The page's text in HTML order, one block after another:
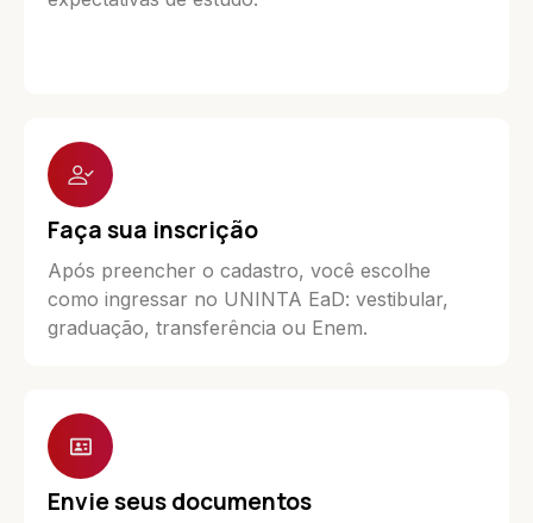
Faça sua inscrição
Após preencher o cadastro, você escolhe
como ingressar no UNINTA EaD: vestibular,
graduação, transferência ou Enem.
Envie seus documentos